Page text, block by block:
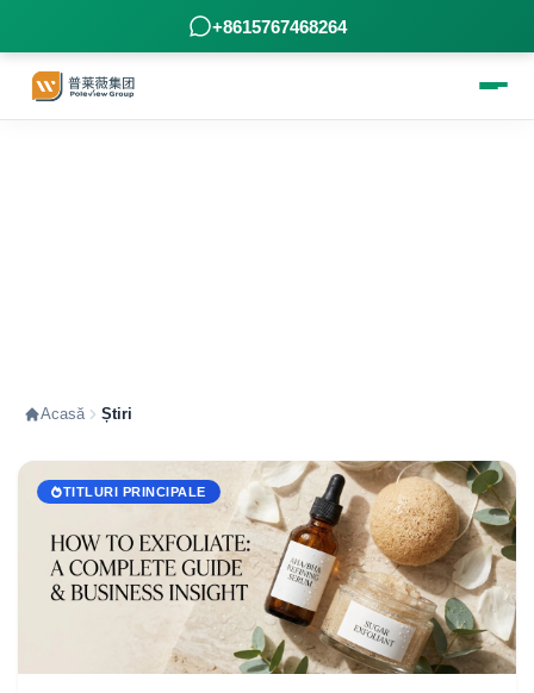
+8615767468264
Acasă Știri
TITLURI PRINCIPALE